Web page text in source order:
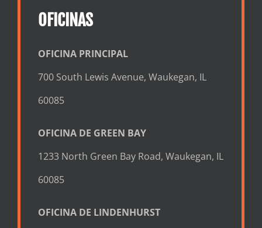
OFICINAS
OFICINA PRINCIPAL
700 South Lewis Avenue, Waukegan, IL
60085
OFICINA DE GREEN BAY
1233 North Green Bay Road, Waukegan, IL
60085
OFICINA DE LINDENHURST